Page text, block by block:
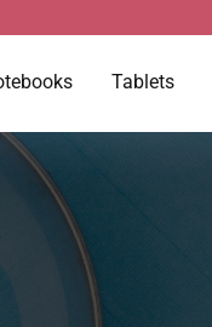
Tablets